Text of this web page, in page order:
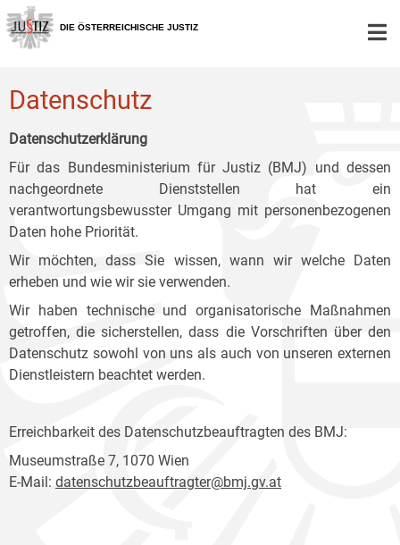
Zur
Hauptnavigation
[1]
Zum
Inhalt
[2]
Zum
Untermenü
[3]
DIE ÖSTERREICHISCHE JUSTIZ
Datenschutz
Datenschutzerklärung
Für das Bundesministerium für Justiz (BMJ) und dessen
nachgeordnete Dienststellen hat ein
verantwortungsbewusster Umgang mit personenbezogenen
Daten hohe Priorität.
Wir möchten, dass Sie wissen, wann wir welche Daten
erheben und wie wir sie verwenden.
Wir haben technische und organisatorische Maßnahmen
getroffen, die sicherstellen, dass die Vorschriften über den
Datenschutz sowohl von uns als auch von unseren externen
Dienstleistern beachtet werden.
Erreichbarkeit des Datenschutzbeauftragten des BMJ:
Museumstraße 7, 1070 Wien
E-Mail: datenschutzbeauftragter@bmj.gv.at